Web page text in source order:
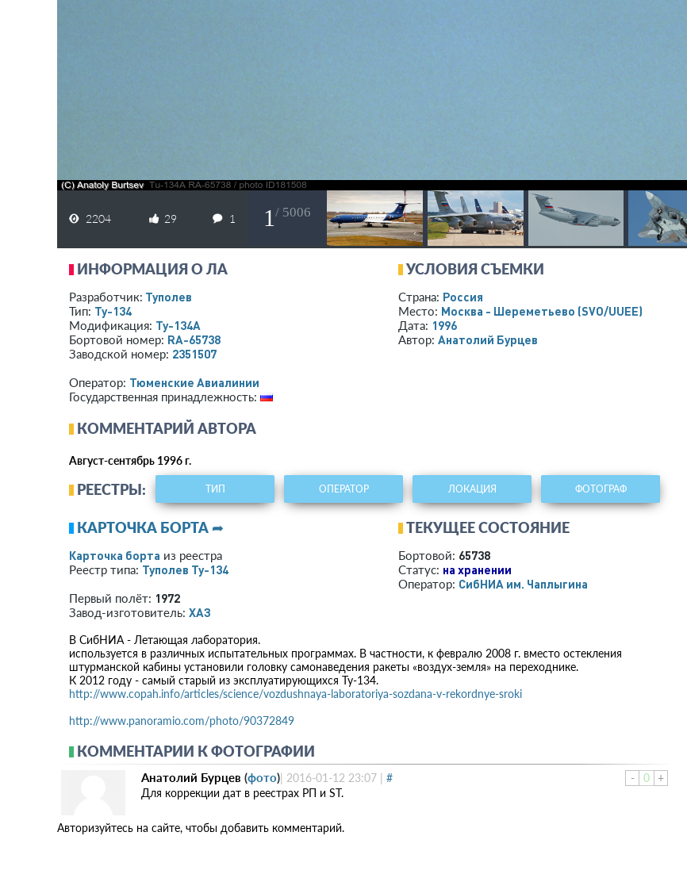
2204 29 1 1 / 5006
ИНФОРМАЦИЯ О ЛА
Разработчик: Туполев
Тип: Ту-134
Модификация: Ту-134А
Бортовой номер: RA-65738
Заводской номер: 2351507
Оператор: Тюменские Авиалинии
Государственная принадлежность:
УСЛОВИЯ СЪЕМКИ
Страна: Россия
Место: Москва - Шереметьево (SVO/UUEE)
Дата: 1996
Автор: Анатолий Бурцев
КОММЕНТАРИЙ АВТОРА
Август-сентябрь 1996 г.
РЕЕСТРЫ: ТИП ОПЕРАТОР ЛОКАЦИЯ ФОТОГРАФ
КАРТОЧКА БОРТА ➦
Карточка борта из реестра
Реестр типа: Туполев Ту-134
Первый полёт: 1972
Завод-изготовитель: ХАЗ
ТЕКУЩЕЕ СОСТОЯНИЕ
Бортовой: 65738
Статус: на хранении
Оператор: СибНИА им. Чаплыгина
В СибНИА - Летающая лаборатория.
используется в различных испытательных программах. В частности, к февралю 2008 г. вместо остекления
штурманской кабины установили головку самонаведения ракеты «воздух-земля» на переходнике.
К 2012 году - самый старый из эксплуатирующихся Ту-134.
http://www.copah.info/articles/science/vozdushnaya-laboratoriya-sozdana-v-rekordnye-sroki
http://www.panoramio.com/photo/90372849
КОММЕНТАРИИ К ФОТОГРАФИИ
- 0 +
Анатолий Бурцев (фото)| 2016-01-12 23:07 | #
Для коррекции дат в реестрах РП и ST.
Авторизуйтесь на сайте, чтобы добавить комментарий.